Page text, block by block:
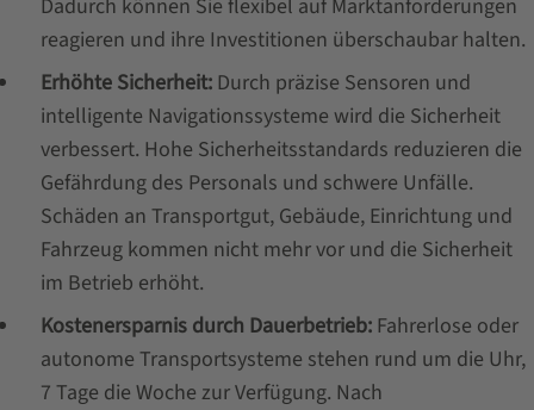
Dadurch können Sie flexibel auf Marktanforderungen
reagieren und ihre Investitionen überschaubar halten.
Erhöhte Sicherheit: Durch präzise Sensoren und
intelligente Navigationssysteme wird die Sicherheit
verbessert. Hohe Sicherheitsstandards reduzieren die
Gefährdung des Personals und schwere Unfälle.
Schäden an Transportgut, Gebäude, Einrichtung und
Fahrzeug kommen nicht mehr vor und die Sicherheit
im Betrieb erhöht.
Kostenersparnis durch Dauerbetrieb: Fahrerlose oder
autonome Transportsysteme stehen rund um die Uhr,
7 Tage die Woche zur Verfügung. Nach